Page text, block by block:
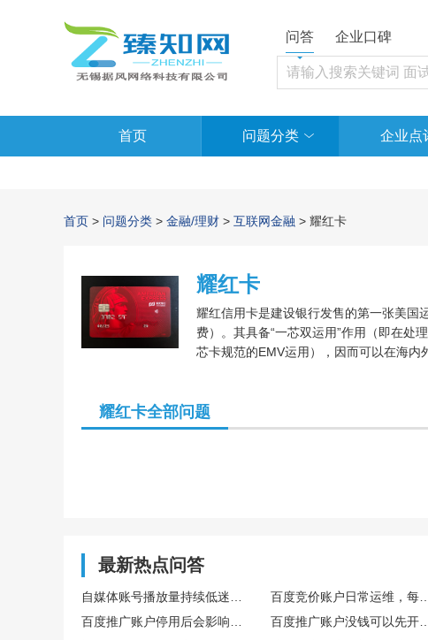
问答 企业口碑
首页 问题分类 企业点
首页 > 问题分类 > 金融/理财 > 互联网金融 > 耀红卡
耀红卡
耀红信用卡是建设银行发售的第一张美国
费）。其具备“一芯双运用”作用（即在处
芯卡规范的EMV运用），因而可以在海内
耀红卡全部问题
最新热点问答